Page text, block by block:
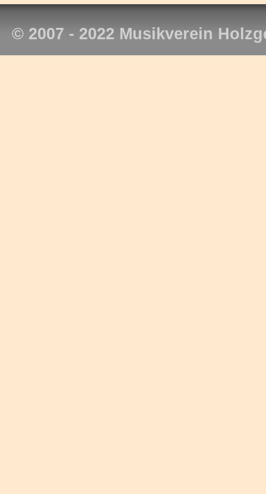
© 2007 - 2022 Musikverein